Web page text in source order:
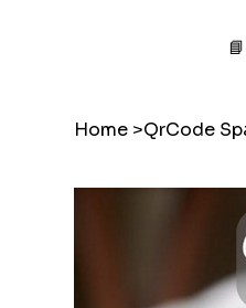
Home >QrCode